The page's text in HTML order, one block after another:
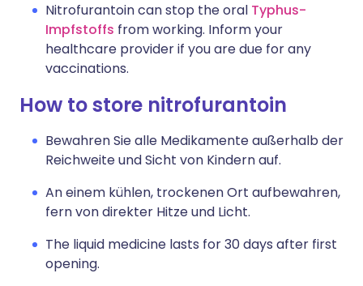
Nitrofurantoin can stop the oral Typhus-
Impfstoffs from working. Inform your
healthcare provider if you are due for any
vaccinations.
How to store nitrofurantoin
Bewahren Sie alle Medikamente außerhalb der
Reichweite und Sicht von Kindern auf.
An einem kühlen, trockenen Ort aufbewahren,
fern von direkter Hitze und Licht.
The liquid medicine lasts for 30 days after first
opening.